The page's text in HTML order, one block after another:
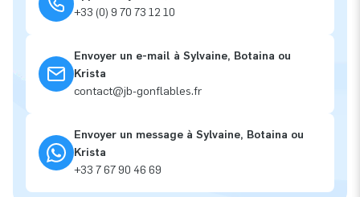
+33 (0) 9 70 73 12 10
Envoyer un e-mail à Sylvaine, Botaina ou
Krista
contact@jb-gonflables.fr
Envoyer un message à Sylvaine, Botaina ou
Krista
+33 7 67 90 46 69